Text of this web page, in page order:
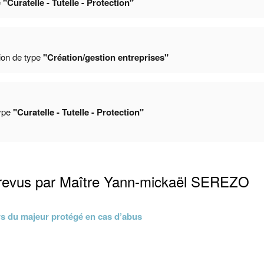
de type"Création/gestion entreprises"
"Curatelle - Tutelle - Protection"
par Maître Yann-mickaël SEREZO
du majeur protégé en cas d’abus